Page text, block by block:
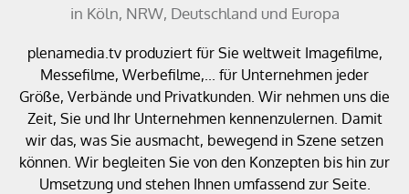
in Köln, NRW, Deutschland und Europa
plenamedia.tv produziert für Sie weltweit Imagefilme,
Messefilme, Werbefilme,... für Unternehmen jeder
Größe, Verbände und Privatkunden. Wir nehmen uns die
Zeit, Sie und Ihr Unternehmen kennenzulernen. Damit
wir das, was Sie ausmacht, bewegend in Szene setzen
können. Wir begleiten Sie von den Konzepten bis hin zur
Umsetzung und stehen Ihnen umfassend zur Seite.